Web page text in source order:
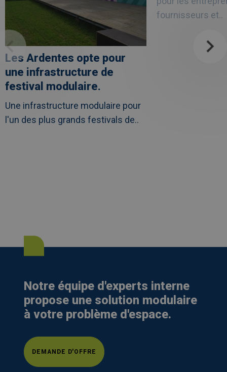
Les Ardentes opte pour
une infrastructure de
festival modulaire.
Une infrastructure modulaire pour
l'un des plus grands festivals de..
fournisseurs et..
soins
UZ
Notre équipe d'experts interne
propose une solution modulaire
à votre problème d'espace.
DEMANDE D'OFFRE